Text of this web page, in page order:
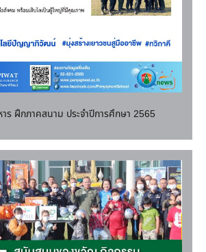
ร ฝึกภาคสนาม ประจำปีการศึกษา 2565